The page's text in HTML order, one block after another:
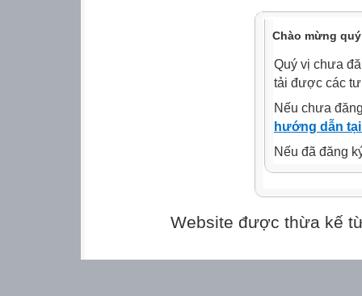
Lời việt:
- Biết đôi nét
thương”
- Biết nghe và
thương”.
- Biết hát theo
KHÁM PHÁ
Chào mừng quý
Quý vị chưa
tải được các
Nếu chưa
hướng dẫn
Nếu đã đăng
Website được thừa kế